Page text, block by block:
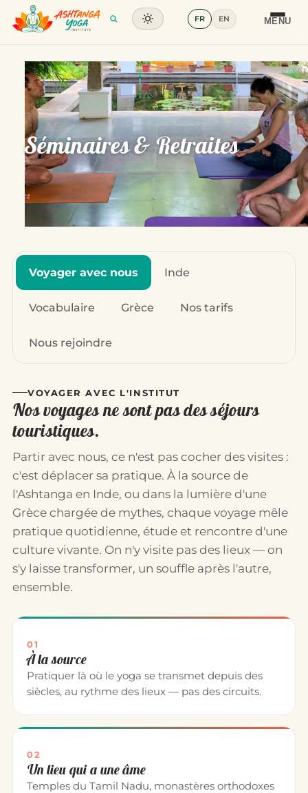
MENU
Formation
Articles
Glossaire
Contact
FR EN
Séminaires & Retraites
Voyager avec nous Inde
Vocabulaire Grèce Nos tarifs
Nous rejoindre
VOYAGER AVEC L'INSTITUT
Nos voyages ne sont pas des séjours
touristiques.
Partir avec nous, ce n'est pas cocher des visites :
c'est déplacer sa pratique. À la source de
l'Ashtanga en Inde, ou dans la lumière d'une
Grèce chargée de mythes, chaque voyage mêle
pratique quotidienne, étude et rencontre d'une
culture vivante. On n'y visite pas des lieux — on
s'y laisse transformer, un souffle après l'autre,
ensemble.
01
À la source
Pratiquer là où le yoga se transmet depuis des
siècles, au rythme des lieux — pas des circuits.
02
Un lieu qui a une âme
Temples du Tamil Nadu, monastères orthodoxes